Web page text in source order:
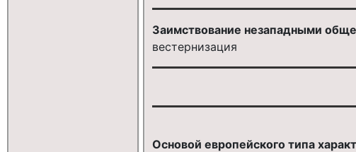
Заимствование незападными
вестернизация
Основой европейского типа